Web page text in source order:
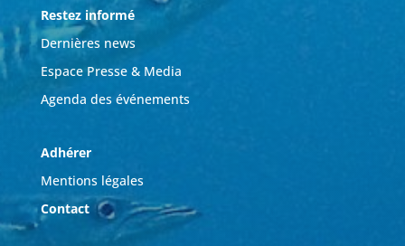
Restez informé
Dernières news
Espace Presse & Media
Agenda des événements
Adhérer
Mentions légales
Contact